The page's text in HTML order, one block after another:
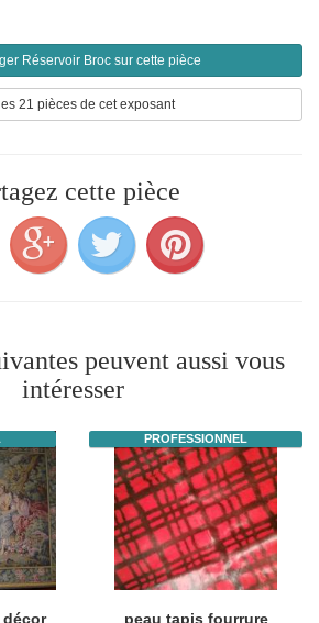
Réservoir Broc sur cette pièce
21 pièces de cet exposant
cette pièce
peuvent aussi vous
intéresser
décor
PROFESSIONNEL
peau tapis fourrure